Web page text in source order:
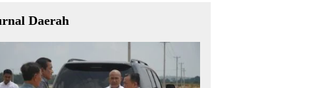
Daerah